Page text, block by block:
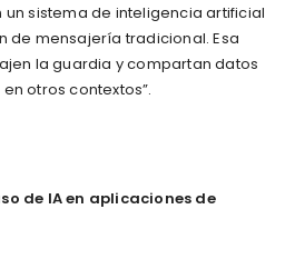
sistema de inteligencia artificial
de mensajería tradicional. Esa
la guardia y compartan datos
otros contextos”.
de IA en aplicaciones de